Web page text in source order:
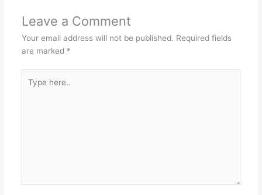
Leave a Comment
Your email address will not be published. Required fields
are marked *
here..